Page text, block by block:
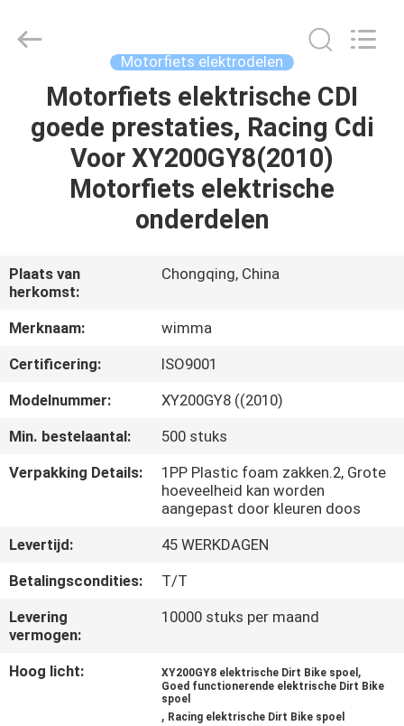
THUIS
PRODUCTEN
OVER
ONS
FABRIEKSTOCHT
KWALITEITSCONTROLE
NIEUWS
EEN
OFFERTE
SITEMAP
PRIVACYBELEID
Spare
Parts
Motorfiets elektrodelen
Motorfiets elektrische CDI
goede prestaties, Racing Cdi
Voor XY200GY8(2010)
Motorfiets elektrische
onderdelen
Plaats van
herkomst:
Chongqing, China
Merknaam:
wimma
Certificering:
ISO9001
Modelnummer:
XY200GY8 ((2010)
Min. bestelaantal:
500 stuks
Verpakking Details:
1PP Plastic foam zakken.2, Grote
hoeveelheid kan worden
aangepast door kleuren doos
Levertijd:
45 WERKDAGEN
Betalingscondities:
T/T
Levering
vermogen:
10000 stuks per maand
Hoog licht: XY200GY8 elektrische Dirt Bike spoel ,
Goed functionerende elektrische Dirt Bike
spoel
, Racing elektrische Dirt Bike spoel